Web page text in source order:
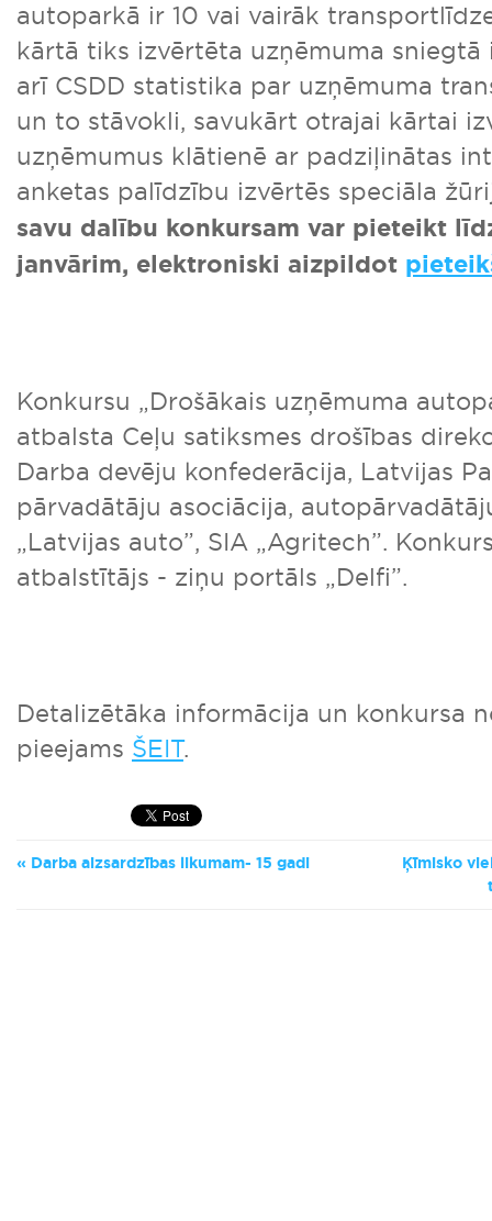
autoparkā ir 10 vai vairāk
kārtā tiks izvērtēta uzņēmuma sniegtā
arī CSDD statistika par uzņēmuma
un to stāvokli, savukārt otrajai kārtai
uzņēmumus klātienē ar padziļinātas
anketas palīdzību izvērtēs speciāla
savu dalību konkursam var pieteikt
janvārim, elektroniski aizpildot
Konkursu „Drošākais uzņēmuma
atbalsta Ceļu satiksmes drošības
Darba devēju konfederācija, Latvijas
pārvadātāju asociācija,
„Latvijas auto”, SIA „Agritech”.
atbalstītājs - ziņu portāls „Delfi”.
Detalizētāka informācija un konkursa
pieejams ŠEIT.
Darba aizsardzības likumam- 15 gadi
Ķīmisko